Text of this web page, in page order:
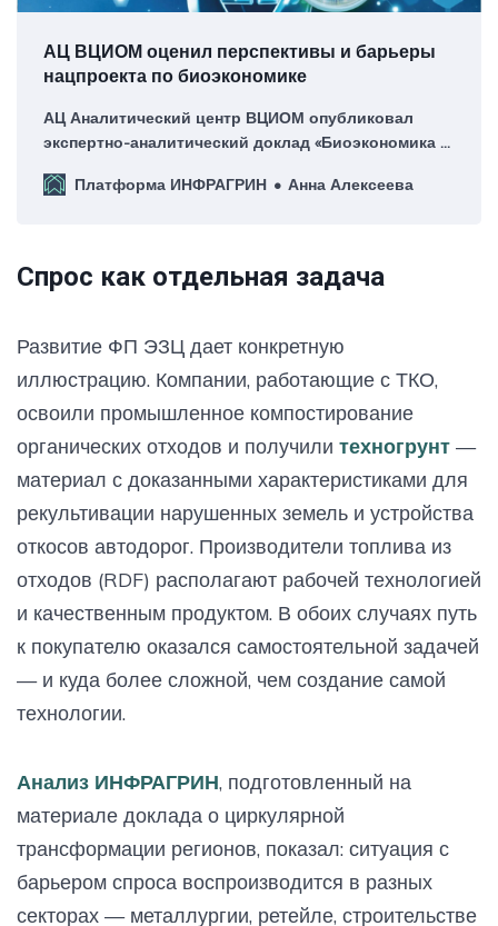
АЦ ВЦИОМ оценил перспективы и барьеры
нацпроекта по биоэкономике
АЦ Аналитический центр ВЦИОМ опубликовал
экспертно-аналитический доклад «Биоэкономика в
опросы?Платформа ИНФРАГРИН Анна Алексеева
Спрос как отдельная задача
Развитие ФП ЭЗЦ дает конкретную
иллюстрацию. Компании, работающие с ТКО,
освоили промышленное компостирование
органических отходов и получили техногрунт —
материал с доказанными характеристиками для
рекультивации нарушенных земель и устройства
откосов автодорог. Производители топлива из
отходов (RDF) располагают рабочей технологией
и качественным продуктом. В обоих случаях путь
к покупателю оказался самостоятельной задачей
— и куда более сложной, чем создание самой
технологии.
Анализ ИНФРАГРИН, подготовленный на
материале доклада о циркулярной
трансформации регионов, показал: ситуация с
барьером спроса воспроизводится в разных
секторах — металлургии, ретейле, строительстве